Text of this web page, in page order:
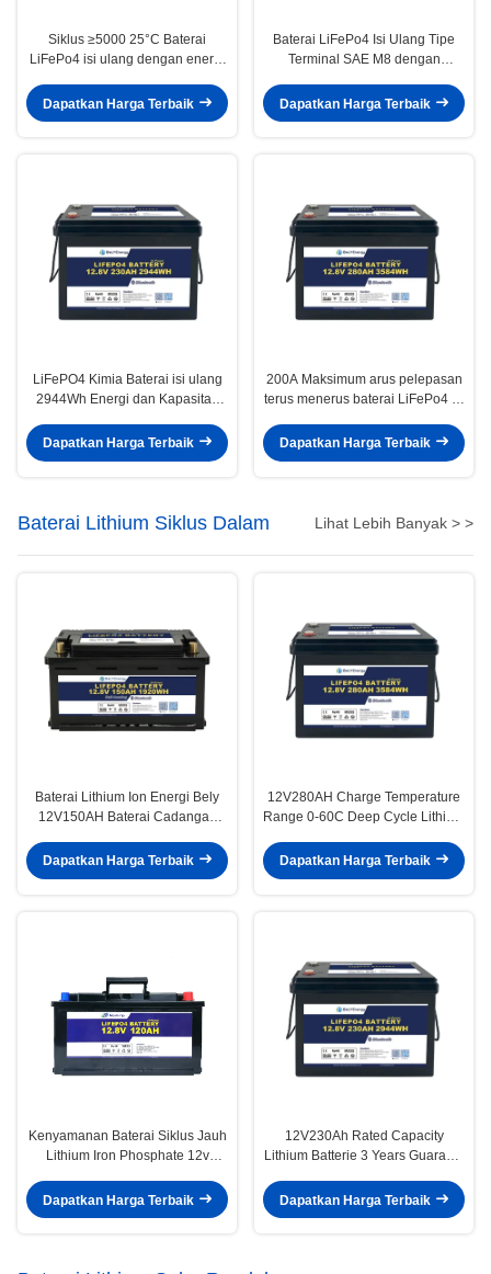
Siklus ≥5000 25°C Baterai
LiFePo4 isi ulang dengan energi
menerus maksimum A 200
Dapatkan Harga Terbaik
Baterai LiFePo4 Isi Ulang Tipe
Terminal SAE M8 dengan
dan Pelepasan Diri Rendah
Dapatkan Harga Terbaik
LiFePO4 Kimia Baterai isi ulang
2944Wh Energi dan Kapasitas
Dapatkan Harga Terbaik
200A Maksimum arus pelepasan
terus menerus baterai LiFePo4 isi
pelepasan
Dapatkan Harga Terbaik
Baterai Lithium Siklus Dalam Lihat Lebih Banyak > >
Baterai Lithium Ion Energi Bely
12V150AH Baterai Cadangan
Solar
Dapatkan Harga Terbaik
12V280AH Charge Temperature
Range 0-60C Deep Cycle Lithium
Recommend Charge Current
Dapatkan Harga Terbaik
Kenyamanan Baterai Siklus Jauh
Lithium Iron Phosphate 12v
Dapatkan Harga Terbaik
12V230Ah Rated Capacity
Lithium Batterie 3 Years Guaranty
Camper
Dapatkan Harga Terbaik